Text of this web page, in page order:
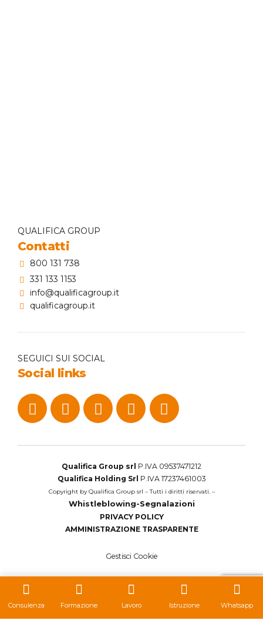
QUALIFICA GROUP
Contatti
800 131 738
331 133 1153
info@qualificagroup.it
qualificagroup.it
SEGUICI SUI SOCIAL
Social links
Qualifica Group srl P.IVA 09537471212
Qualifica Holding Srl P.IVA 17237461003
Copyright by Qualifica Group srl – Tutti i diritti riservati. –
Whistleblowing-Segnalazioni
PRIVACY POLICY
AMMINISTRAZIONE TRASPARENTE
Gestisci Cookie
Consulenza Formazione Lavoro Istruzione Whatsapp